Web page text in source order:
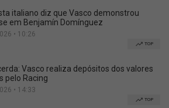
italiano diz que Vasco demonstrou
em Benjamín Domínguez
• 10:26
TOP
Vasco realiza depósitos dos valores
pelo Racing
• 14:33
TOP